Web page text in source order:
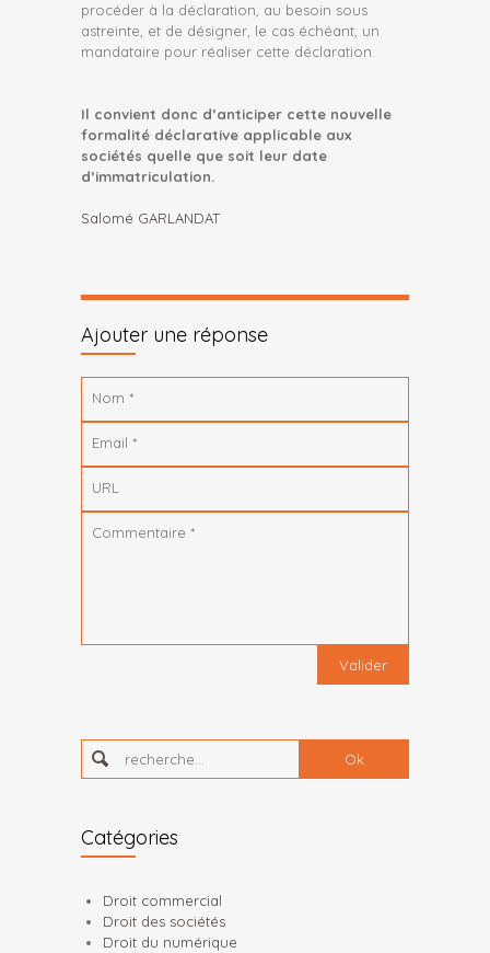
procéder à la déclaration, au besoin sous
astreinte, et de désigner, le cas échéant, un
mandataire pour réaliser cette déclaration.
Il convient donc d’anticiper cette nouvelle
formalité déclarative applicable aux
sociétés quelle que soit leur date
d’immatriculation.
Salomé GARLANDAT
Ajouter une réponse
Nom *
Email *
URL
Commentaire *
recherche...
Catégories
Droit commercial
Droit des sociétés
Droit du numérique